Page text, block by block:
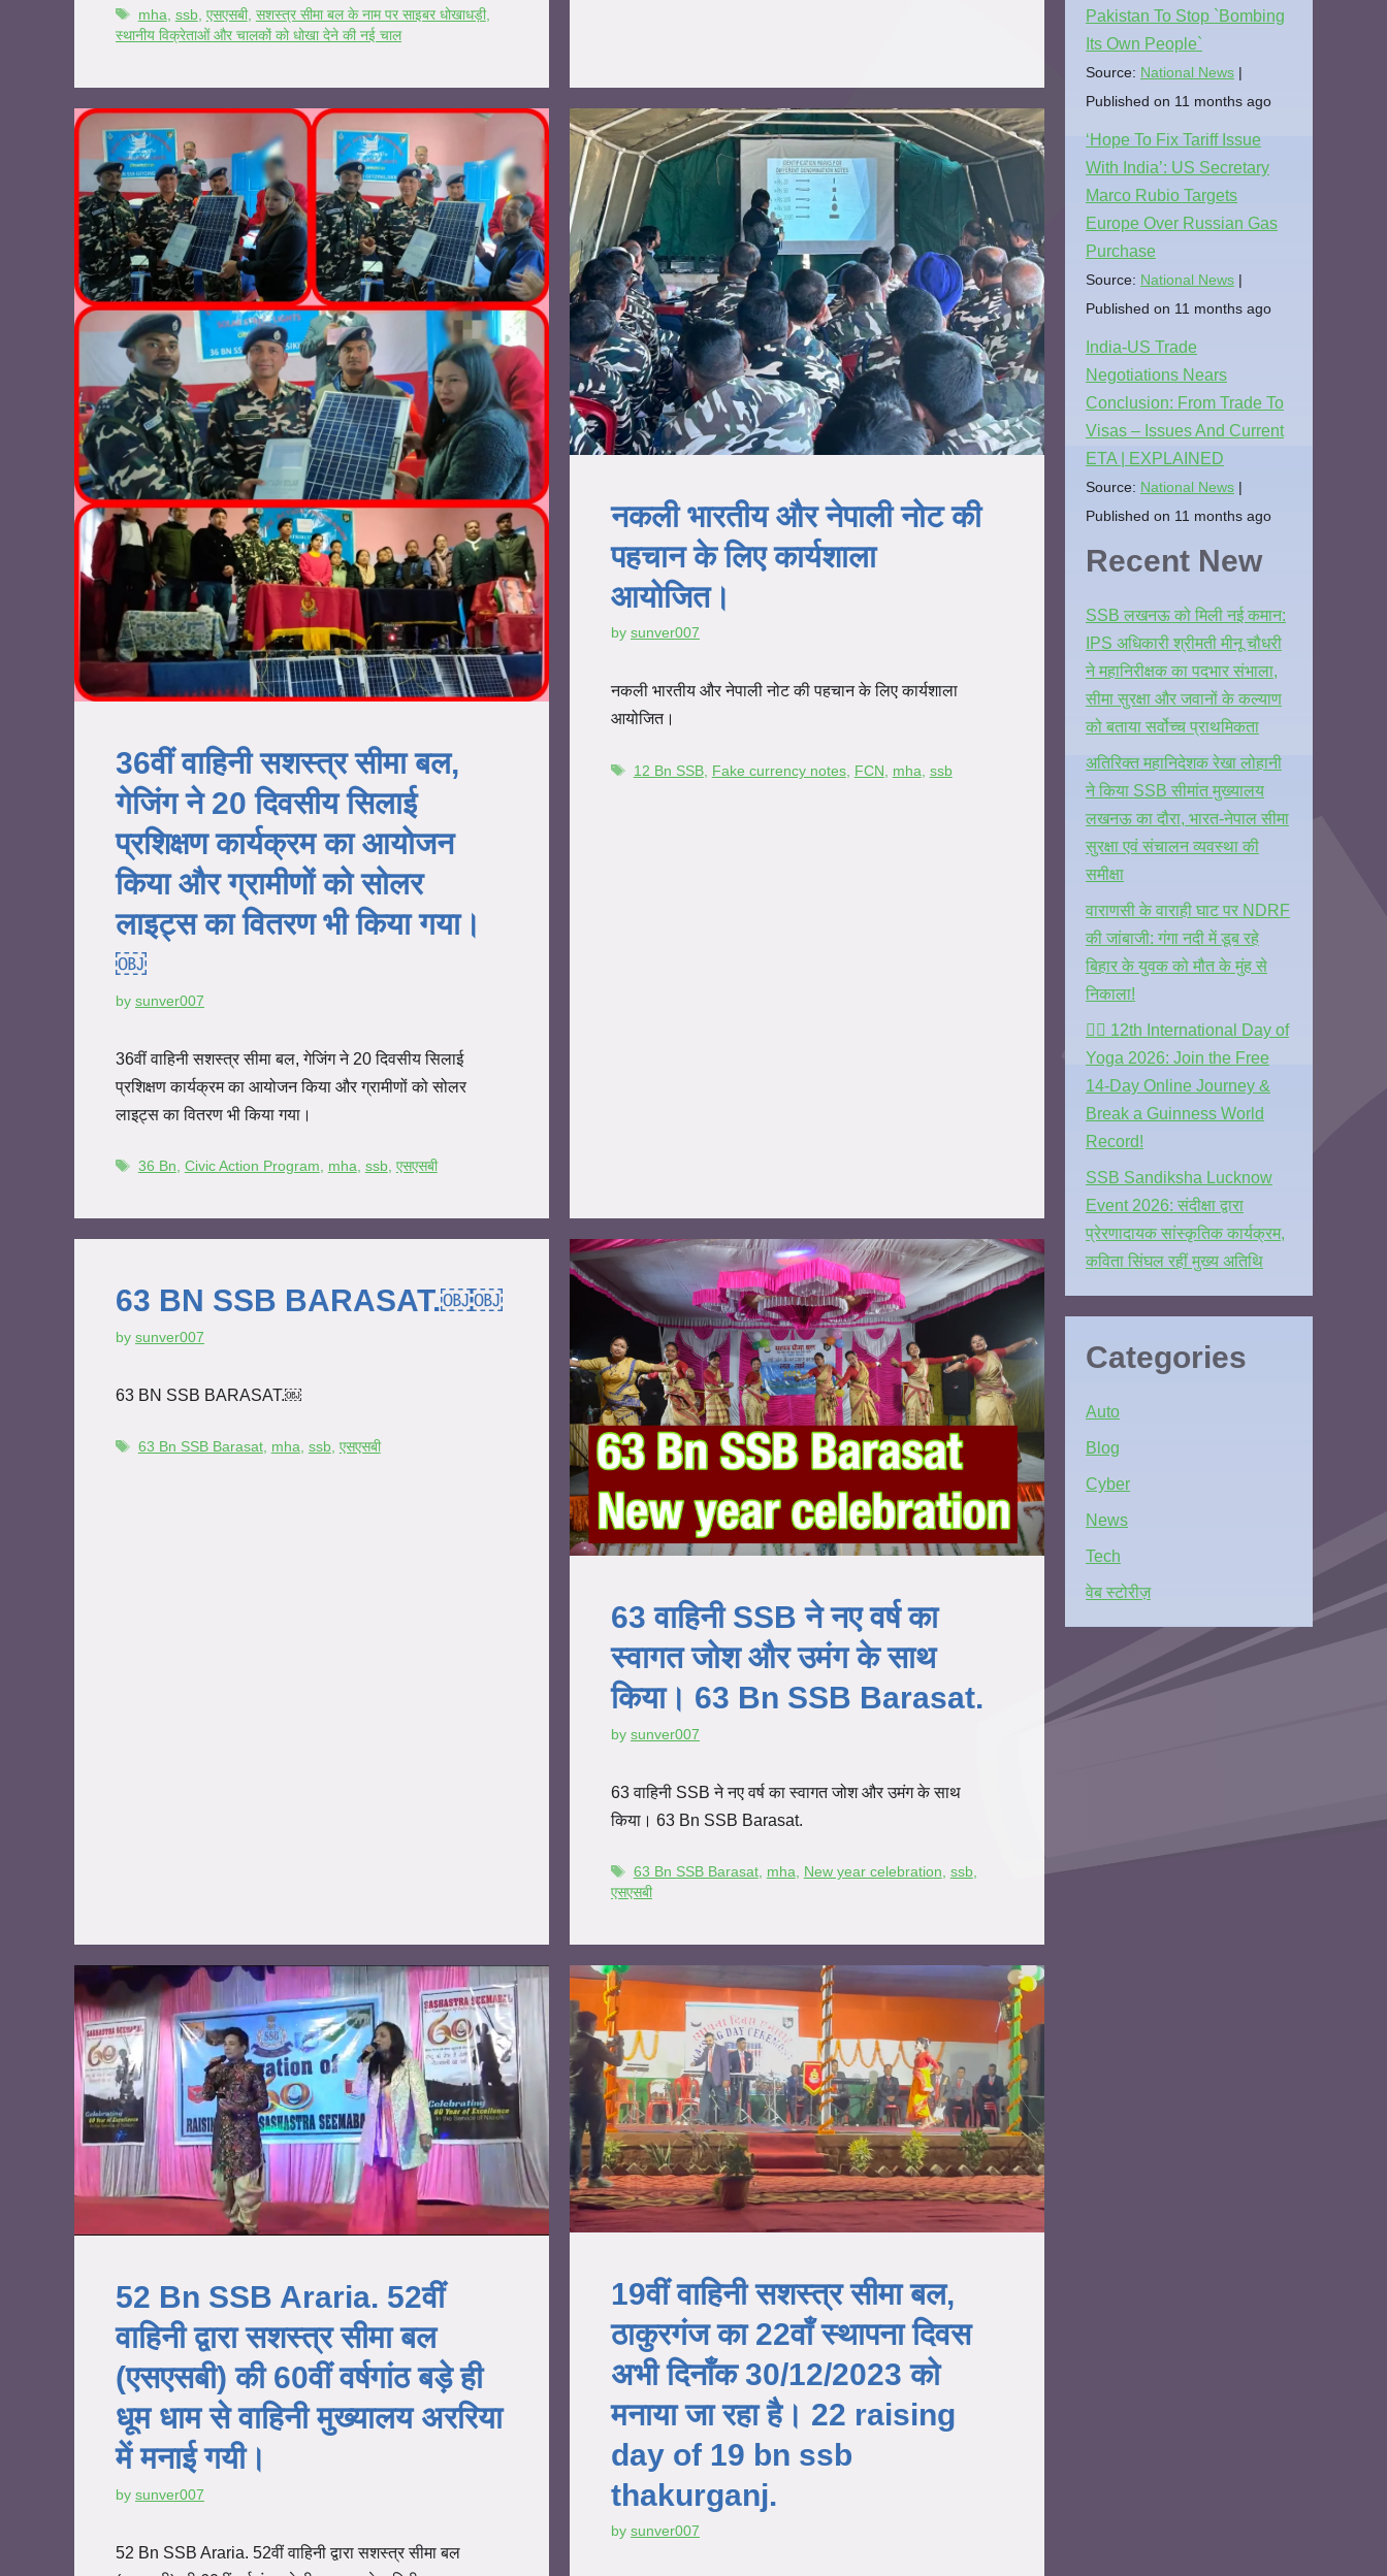
mha ssb, एसएसबी, सशस्त्र सीमा बल के नाम पर साइबर धोखाधड़ी,
स्थानीय विक्रेताओं और चालकों को धोखा देने की नई चाल
36वीं वाहिनी सशस्त्र सीमा बल,
गेजिंग ने 20 दिवसीय सिलाई
प्रशिक्षण कार्यक्रम का आयोजन
किया और ग्रामीणों को सोलर
लाइट्स का वितरण भी किया गया।
￼
by sunver007
36वीं वाहिनी सशस्त्र सीमा बल, गेजिंग ने 20 दिवसीय सिलाई
प्रशिक्षण कार्यक्रम का आयोजन किया और ग्रामीणों को सोलर
लाइट्स का वितरण भी किया गया।
36 Bn, Civic Action Program, mha, ssb, एसएसबी
नकली भारतीय और नेपाली नोट की
पहचान के लिए कार्यशाला
आयोजित।
by sunver007
नकली भारतीय और नेपाली नोट की पहचान के लिए कार्यशाला
आयोजित।
12 Bn SSB, Fake currency notes, FCN mha ssb
63 BN SSB BARASAT.￼￼
by sunver007
63 BN SSB BARASAT.￼
63 Bn SSB Barasat, mha, ssb, एसएसबी
63 वाहिनी SSB ने नए वर्ष का
स्वागत जोश और उमंग के साथ
किया। 63 Bn SSB Barasat.
by sunver007
63 वाहिनी SSB ने नए वर्ष का स्वागत जोश और उमंग के साथ
किया। 63 Bn SSB Barasat.
63 Bn SSB Barasat, mha New year celebration ssb,
एसएसबी
52 Bn SSB Araria. 52वीं
वाहिनी द्वारा सशस्त्र सीमा बल
(एसएसबी) की 60वीं वर्षगांठ बड़े ही
धूम धाम से वाहिनी मुख्यालय अररिया
में मनाई गयी।
by sunver007
52 Bn SSB Araria. 52वीं वाहिनी द्वारा सशस्त्र सीमा बल
19वीं वाहिनी सशस्त्र सीमा बल,
ठाकुरगंज का 22वाँ स्थापना दिवस
अभी दिनाँक 30/12/2023 को
मनाया जा रहा है। 22 raising
day of 19 bn ssb
thakurganj.
by sunver007
Pakistan To Stop `Bombing
Its Own People`
Source: National News
Published on 11 months ago
‘Hope To Fix Tariff Issue
With India’: US Secretary
Marco Rubio Targets
Europe Over Russian Gas
Purchase
Source: National News
Published on 11 months ago
India-US Trade
Negotiations Nears
Conclusion: From Trade To
Visas – Issues And Current
ETA | EXPLAINED
Source: National News
Published on 11 months ago
Recent New
SSB लखनऊ को मिली नई कमान:
IPS अधिकारी श्रीमती मीनू चौधरी
ने महानिरीक्षक का पदभार संभाला,
सीमा सुरक्षा और जवानों के कल्याण
को बताया सर्वोच्च प्राथमिकता
अतिरिक्त महानिदेशक रेखा लोहानी
ने किया SSB सीमांत मुख्यालय
लखनऊ का दौरा, भारत-नेपाल सीमा
सुरक्षा एवं संचालन व्यवस्था की
समीक्षा
वाराणसी के वाराही घाट पर NDRF
की जांबाजी: गंगा नदी में डूब रहे
बिहार के युवक को मौत के मुंह से
निकाला!
🧘‍♂️ 12th International Day of
Yoga 2026: Join the Free
14-Day Online Journey &
Break a Guinness World
Record!
SSB Sandiksha Lucknow
Event 2026: संदीक्षा द्वारा
प्रेरणादायक सांस्कृतिक कार्यक्रम,
कविता सिंघल रहीं मुख्य अतिथि
Categories
Auto
Blog
Cyber
News
Tech
वेब स्टोरीज़